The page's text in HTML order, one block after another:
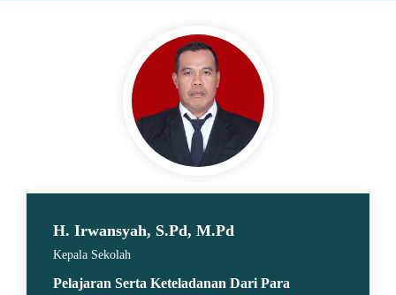
H. Irwansyah, S.Pd, M.Pd
Kepala Sekolah
Pelajaran Serta Keteladanan Dari Para